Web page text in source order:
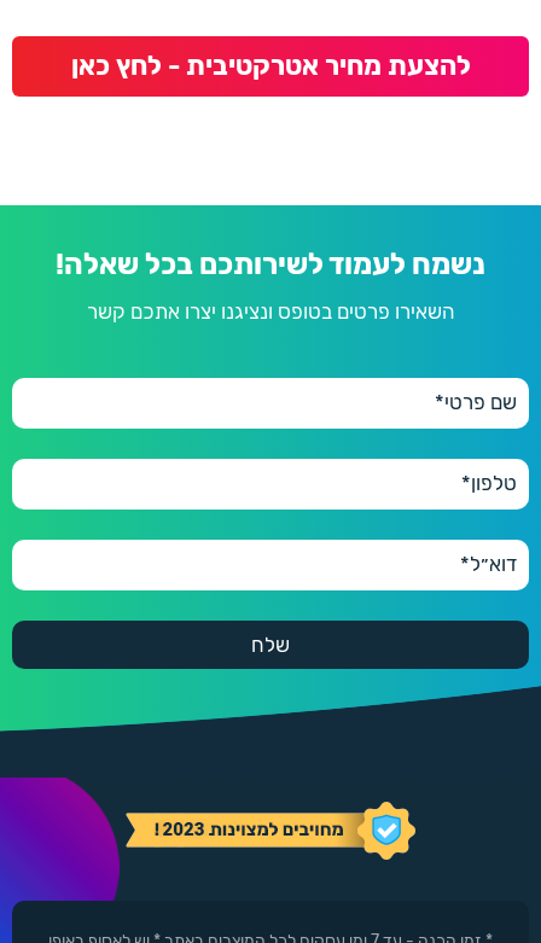
להצעת מחיר אטרקטיבית - לחץ כאן
נשמח לעמוד לשירותכם בכל שאלה!
השאירו פרטים בטופס ונציגנו יצרו אתכם קשר